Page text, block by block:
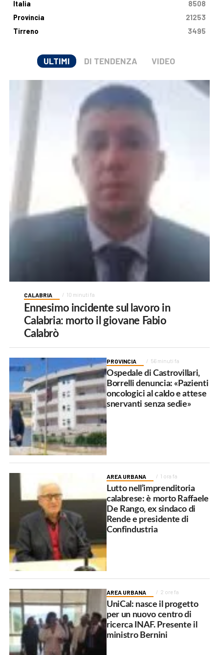
Italia
8508
Provincia
21253
Tirreno
3495
ULTIMI DI TENDENZA VIDEO
CALABRIA 10 minuti fa
Ennesimo incidente sul lavoro in
Calabria: morto il giovane Fabio
Calabrò
PROVINCIA 56 minuti fa
Ospedale di Castrovillari,
Borrelli denuncia: «Pazienti
oncologici al caldo e attese
snervanti senza sedie»
AREA URBANA 1 ora fa
Lutto nell’imprenditoria
calabrese: è morto Raffaele
De Rango, ex sindaco di
Rende e presidente di
Confindustria
AREA URBANA 2 ore fa
UniCal: nasce il progetto
per un nuovo centro di
ricerca INAF. Presente il
ministro Bernini